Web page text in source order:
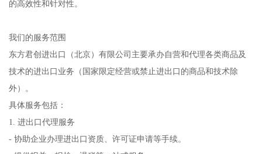
的高效性和针对性。
我们的服务范围
东方君创进出口（北京）有限公司主要承办自营和代理各类商品及
技术的进出口业务（国家限定经营或禁止进出口的商品和技术除
外）。
具体服务包括：
1. 进出口代理服务
- 协助企业办理进出口资质、许可证申请等手续。